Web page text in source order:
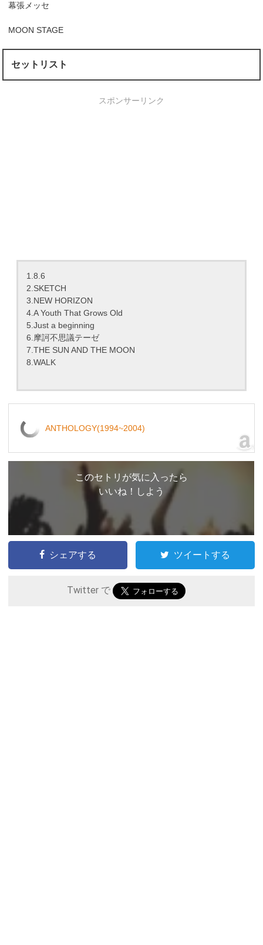
幕張メッセ
MOON STAGE
セットリスト
スポンサーリンク
1.8.6
2.SKETCH
3.NEW HORIZON
4.A Youth That Grows Old
5.Just a beginning
6.摩訶不思議テーゼ
7.THE SUN AND THE MOON
8.WALK
ANTHOLOGY(1994~2004)
このセトリが気に入ったら
いいね！しよう
シェアする ツイートする
Twitter で